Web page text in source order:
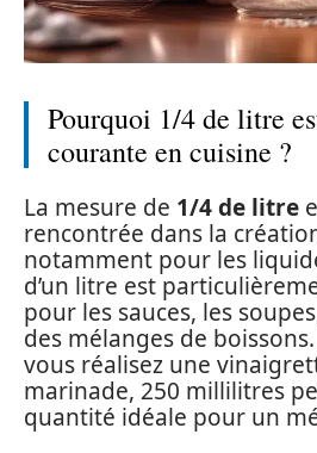
Pourquoi 1/4 de litre
courante en cuisine ?
La mesure de 1/4 de litre
rencontrée dans la
notamment pour les
d’un litre est
pour les sauces, les
des mélanges de
vous réalisez une
marinade, 250 millilitres
quantité idéale pour un